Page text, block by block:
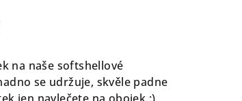
na naše softshellové
se udržuje, skvěle padne